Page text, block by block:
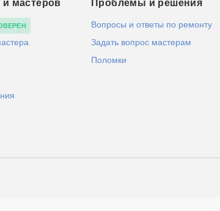
и мастеров Проблемы и решения
Вопросы и ответы по ремонту
Задать вопрос мастерам
Поломки